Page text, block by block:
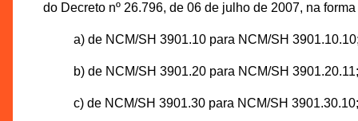
do Decreto nº 26.796, de 06 de julho de 2007, na
a) de NCM/SH 3901.10 para NCM/SH
b) de NCM/SH 3901.20 para NCM/SH 3901.20.11;
c) de NCM/SH 3901.30 para NCM/SH 3901.30.10;